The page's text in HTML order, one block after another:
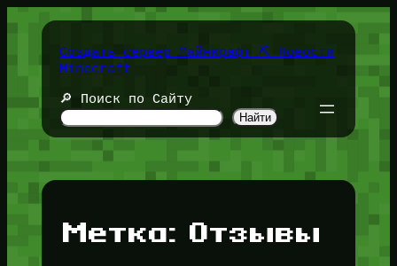
содержимомуСоздать сервер Майнкрафт ⛏️ Новости
Minecraft
🔎 Поиск по Сайту
Найти
Метка: Отзывы